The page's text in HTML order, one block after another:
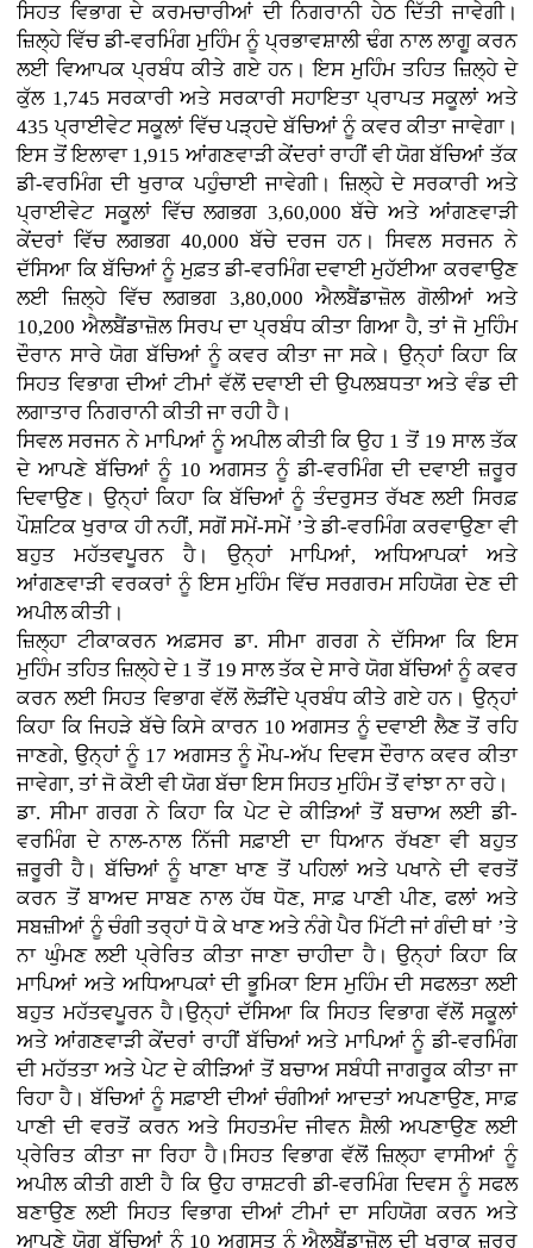
ਸਿਹਤ ਵਿਭਾਗ ਦੇ ਕਰਮਚਾਰੀਆਂ ਦੀ ਨਿਗਰਾਨੀ ਹੇਠ ਦਿੱਤੀ ਜਾਵੇਗੀ।
ਜ਼ਿਲ੍ਹੇ ਵਿੱਚ ਡੀ-ਵਰਮਿੰਗ ਮੁਹਿੰਮ ਨੂੰ ਪ੍ਰਭਾਵਸ਼ਾਲੀ ਢੰਗ ਨਾਲ ਲਾਗੂ ਕਰਨ
ਲਈ ਵਿਆਪਕ ਪ੍ਰਬੰਧ ਕੀਤੇ ਗਏ ਹਨ। ਇਸ ਮੁਹਿੰਮ ਤਹਿਤ ਜ਼ਿਲ੍ਹੇ ਦੇ
ਕੁੱਲ 1,745 ਸਰਕਾਰੀ ਅਤੇ ਸਰਕਾਰੀ ਸਹਾਇਤਾ ਪ੍ਰਾਪਤ ਸਕੂਲਾਂ ਅਤੇ
435 ਪ੍ਰਾਈਵੇਟ ਸਕੂਲਾਂ ਵਿੱਚ ਪੜ੍ਹਦੇ ਬੱਚਿਆਂ ਨੂੰ ਕਵਰ ਕੀਤਾ ਜਾਵੇਗਾ।
ਇਸ ਤੋਂ ਇਲਾਵਾ 1,915 ਆਂਗਣਵਾੜੀ ਕੇਂਦਰਾਂ ਰਾਹੀਂ ਵੀ ਯੋਗ ਬੱਚਿਆਂ ਤੱਕ
ਡੀ-ਵਰਮਿੰਗ ਦੀ ਖੁਰਾਕ ਪਹੁੰਚਾਈ ਜਾਵੇਗੀ। ਜ਼ਿਲ੍ਹੇ ਦੇ ਸਰਕਾਰੀ ਅਤੇ
ਪ੍ਰਾਈਵੇਟ ਸਕੂਲਾਂ ਵਿੱਚ ਲਗਭਗ 3,60,000 ਬੱਚੇ ਅਤੇ ਆਂਗਣਵਾੜੀ
ਕੇਂਦਰਾਂ ਵਿੱਚ ਲਗਭਗ 40,000 ਬੱਚੇ ਦਰਜ ਹਨ। ਸਿਵਲ ਸਰਜਨ ਨੇ
ਦੱਸਿਆ ਕਿ ਬੱਚਿਆਂ ਨੂੰ ਮੁਫ਼ਤ ਡੀ-ਵਰਮਿੰਗ ਦਵਾਈ ਮੁਹੱਈਆ ਕਰਵਾਉਣ
ਲਈ ਜ਼ਿਲ੍ਹੇ ਵਿੱਚ ਲਗਭਗ 3,80,000 ਐਲਬੈਂਡਾਜ਼ੋਲ ਗੋਲੀਆਂ ਅਤੇ
10,200 ਐਲਬੈਂਡਾਜ਼ੋਲ ਸਿਰਪ ਦਾ ਪ੍ਰਬੰਧ ਕੀਤਾ ਗਿਆ ਹੈ, ਤਾਂ ਜੋ ਮੁਹਿੰਮ
ਦੌਰਾਨ ਸਾਰੇ ਯੋਗ ਬੱਚਿਆਂ ਨੂੰ ਕਵਰ ਕੀਤਾ ਜਾ ਸਕੇ। ਉਨ੍ਹਾਂ ਕਿਹਾ ਕਿ
ਸਿਹਤ ਵਿਭਾਗ ਦੀਆਂ ਟੀਮਾਂ ਵੱਲੋਂ ਦਵਾਈ ਦੀ ਉਪਲਬਧਤਾ ਅਤੇ ਵੰਡ ਦੀ
ਲਗਾਤਾਰ ਨਿਗਰਾਨੀ ਕੀਤੀ ਜਾ ਰਹੀ ਹੈ।
ਸਿਵਲ ਸਰਜਨ ਨੇ ਮਾਪਿਆਂ ਨੂੰ ਅਪੀਲ ਕੀਤੀ ਕਿ ਉਹ 1 ਤੋਂ 19 ਸਾਲ ਤੱਕ
ਦੇ ਆਪਣੇ ਬੱਚਿਆਂ ਨੂੰ 10 ਅਗਸਤ ਨੂੰ ਡੀ-ਵਰਮਿੰਗ ਦੀ ਦਵਾਈ ਜ਼ਰੂਰ
ਦਿਵਾਉਣ। ਉਨ੍ਹਾਂ ਕਿਹਾ ਕਿ ਬੱਚਿਆਂ ਨੂੰ ਤੰਦਰੁਸਤ ਰੱਖਣ ਲਈ ਸਿਰਫ਼
ਪੌਸ਼ਟਿਕ ਖੁਰਾਕ ਹੀ ਨਹੀਂ, ਸਗੋਂ ਸਮੇਂ-ਸਮੇਂ ’ਤੇ ਡੀ-ਵਰਮਿੰਗ ਕਰਵਾਉਣਾ ਵੀ
ਬਹੁਤ ਮਹੱਤਵਪੂਰਨ ਹੈ। ਉਨ੍ਹਾਂ ਮਾਪਿਆਂ, ਅਧਿਆਪਕਾਂ ਅਤੇ
ਆਂਗਣਵਾੜੀ ਵਰਕਰਾਂ ਨੂੰ ਇਸ ਮੁਹਿੰਮ ਵਿੱਚ ਸਰਗਰਮ ਸਹਿਯੋਗ ਦੇਣ ਦੀ
ਅਪੀਲ ਕੀਤੀ।
ਜ਼ਿਲ੍ਹਾ ਟੀਕਾਕਰਨ ਅਫ਼ਸਰ ਡਾ. ਸੀਮਾ ਗਰਗ ਨੇ ਦੱਸਿਆ ਕਿ ਇਸ
ਮੁਹਿੰਮ ਤਹਿਤ ਜ਼ਿਲ੍ਹੇ ਦੇ 1 ਤੋਂ 19 ਸਾਲ ਤੱਕ ਦੇ ਸਾਰੇ ਯੋਗ ਬੱਚਿਆਂ ਨੂੰ ਕਵਰ
ਕਰਨ ਲਈ ਸਿਹਤ ਵਿਭਾਗ ਵੱਲੋਂ ਲੋੜੀਂਦੇ ਪ੍ਰਬੰਧ ਕੀਤੇ ਗਏ ਹਨ। ਉਨ੍ਹਾਂ
ਕਿਹਾ ਕਿ ਜਿਹੜੇ ਬੱਚੇ ਕਿਸੇ ਕਾਰਨ 10 ਅਗਸਤ ਨੂੰ ਦਵਾਈ ਲੈਣ ਤੋਂ ਰਹਿ
ਜਾਣਗੇ, ਉਨ੍ਹਾਂ ਨੂੰ 17 ਅਗਸਤ ਨੂੰ ਮੌਪ-ਅੱਪ ਦਿਵਸ ਦੌਰਾਨ ਕਵਰ ਕੀਤਾ
ਜਾਵੇਗਾ, ਤਾਂ ਜੋ ਕੋਈ ਵੀ ਯੋਗ ਬੱਚਾ ਇਸ ਸਿਹਤ ਮੁਹਿੰਮ ਤੋਂ ਵਾਂਝਾ ਨਾ ਰਹੇ।
ਡਾ. ਸੀਮਾ ਗਰਗ ਨੇ ਕਿਹਾ ਕਿ ਪੇਟ ਦੇ ਕੀੜਿਆਂ ਤੋਂ ਬਚਾਅ ਲਈ ਡੀ-
ਵਰਮਿੰਗ ਦੇ ਨਾਲ-ਨਾਲ ਨਿੱਜੀ ਸਫ਼ਾਈ ਦਾ ਧਿਆਨ ਰੱਖਣਾ ਵੀ ਬਹੁਤ
ਜ਼ਰੂਰੀ ਹੈ। ਬੱਚਿਆਂ ਨੂੰ ਖਾਣਾ ਖਾਣ ਤੋਂ ਪਹਿਲਾਂ ਅਤੇ ਪਖਾਨੇ ਦੀ ਵਰਤੋਂ
ਕਰਨ ਤੋਂ ਬਾਅਦ ਸਾਬਣ ਨਾਲ ਹੱਥ ਧੋਣ, ਸਾਫ਼ ਪਾਣੀ ਪੀਣ, ਫਲਾਂ ਅਤੇ
ਸਬਜ਼ੀਆਂ ਨੂੰ ਚੰਗੀ ਤਰ੍ਹਾਂ ਧੋ ਕੇ ਖਾਣ ਅਤੇ ਨੰਗੇ ਪੈਰ ਮਿੱਟੀ ਜਾਂ ਗੰਦੀ ਥਾਂ ’ਤੇ
ਨਾ ਘੁੰਮਣ ਲਈ ਪ੍ਰੇਰਿਤ ਕੀਤਾ ਜਾਣਾ ਚਾਹੀਦਾ ਹੈ। ਉਨ੍ਹਾਂ ਕਿਹਾ ਕਿ
ਮਾਪਿਆਂ ਅਤੇ ਅਧਿਆਪਕਾਂ ਦੀ ਭੂਮਿਕਾ ਇਸ ਮੁਹਿੰਮ ਦੀ ਸਫਲਤਾ ਲਈ
ਬਹੁਤ ਮਹੱਤਵਪੂਰਨ ਹੈ।ਉਨ੍ਹਾਂ ਦੱਸਿਆ ਕਿ ਸਿਹਤ ਵਿਭਾਗ ਵੱਲੋਂ ਸਕੂਲਾਂ
ਅਤੇ ਆਂਗਣਵਾੜੀ ਕੇਂਦਰਾਂ ਰਾਹੀਂ ਬੱਚਿਆਂ ਅਤੇ ਮਾਪਿਆਂ ਨੂੰ ਡੀ-ਵਰਮਿੰਗ
ਦੀ ਮਹੱਤਤਾ ਅਤੇ ਪੇਟ ਦੇ ਕੀੜਿਆਂ ਤੋਂ ਬਚਾਅ ਸਬੰਧੀ ਜਾਗਰੂਕ ਕੀਤਾ ਜਾ
ਰਿਹਾ ਹੈ। ਬੱਚਿਆਂ ਨੂੰ ਸਫ਼ਾਈ ਦੀਆਂ ਚੰਗੀਆਂ ਆਦਤਾਂ ਅਪਣਾਉਣ, ਸਾਫ਼
ਪਾਣੀ ਦੀ ਵਰਤੋਂ ਕਰਨ ਅਤੇ ਸਿਹਤਮੰਦ ਜੀਵਨ ਸ਼ੈਲੀ ਅਪਣਾਉਣ ਲਈ
ਪ੍ਰੇਰਿਤ ਕੀਤਾ ਜਾ ਰਿਹਾ ਹੈ।ਸਿਹਤ ਵਿਭਾਗ ਵੱਲੋਂ ਜ਼ਿਲ੍ਹਾ ਵਾਸੀਆਂ ਨੂੰ
ਅਪੀਲ ਕੀਤੀ ਗਈ ਹੈ ਕਿ ਉਹ ਰਾਸ਼ਟਰੀ ਡੀ-ਵਰਮਿੰਗ ਦਿਵਸ ਨੂੰ ਸਫਲ
ਬਣਾਉਣ ਲਈ ਸਿਹਤ ਵਿਭਾਗ ਦੀਆਂ ਟੀਮਾਂ ਦਾ ਸਹਿਯੋਗ ਕਰਨ ਅਤੇ
ਆਪਣੇ ਯੋਗ ਬੱਚਿਆਂ ਨੂੰ 10 ਅਗਸਤ ਨੂੰ ਐਲਬੈਂਡਾਜ਼ੋਲ ਦੀ ਖੁਰਾਕ ਜ਼ਰੂਰ